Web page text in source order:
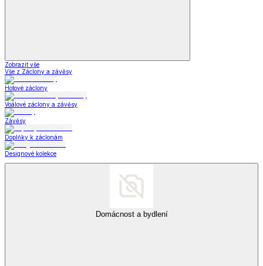
Zobrazit vše
Vše z Záclony a závěsy
Hotové záclony
Voálové záclony a závěsy
Závěsy
Doplňky k záclonám
Designové kolekce
Domácnost a bydlení